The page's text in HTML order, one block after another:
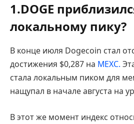
1.DOGE
локальному пику?
В конце июля Dogecoin стал
достижения $0,287 на MEXC.
стала локальным пиком для
нащупал в начале августа на
В этот же момент индекс